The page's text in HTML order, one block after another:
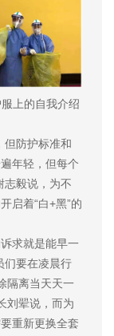
上的自我介绍
防护标准和
年轻，但每个
志毅说，为不
启着“白+黑”的
求就是能早一
们要在凌晨行
隔离当天天一
刘翚说，而为
重新更换全套